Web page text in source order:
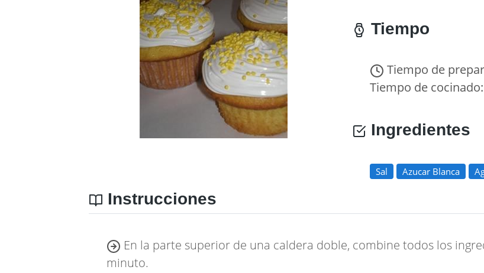
Tiempo
Tiempo de
Tiempo de cocinado:
Ingredientes
Sal Azucar Blanca
Instrucciones
En la parte superior de una caldera doble, combine todos los
minuto.